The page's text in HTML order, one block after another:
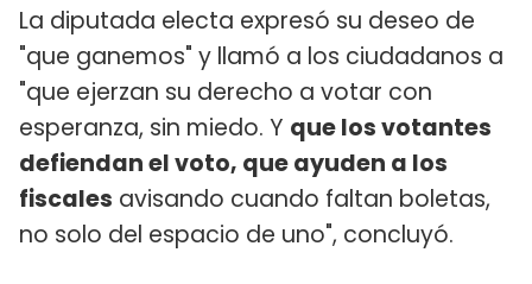
La diputada electa expresó su deseo de
"que ganemos" y llamó a los ciudadanos a
"que ejerzan su derecho a votar con
esperanza, sin miedo. Y que los votantes
defiendan el voto, que ayuden a los
fiscales avisando cuando faltan boletas,
no solo del espacio de uno", concluyó.